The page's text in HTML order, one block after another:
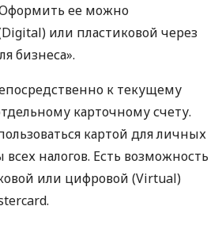
Оформить ее можно
или пластиковой через
бизнеса».
к текущему
карточному счету.
картой для личных
налогов. Есть возможность
или цифровой (Virtual)